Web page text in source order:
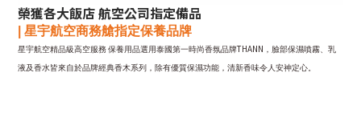
榮獲各大飯店 航空公司指定備品
星宇航空商務艙指定保養品牌
星宇航空精品級高空服務保養用品選用泰國第一時尚香氛品牌THANN ，臉部保濕噴霧、乳
液及香水皆來自於品牌經典香木系列，除有優質保濕功能，清新香味令人安神定心。